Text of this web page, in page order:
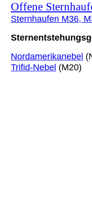
Offene
Sternhaufen M36,
Nordamerikanebel
Trifid-Nebel (M20)